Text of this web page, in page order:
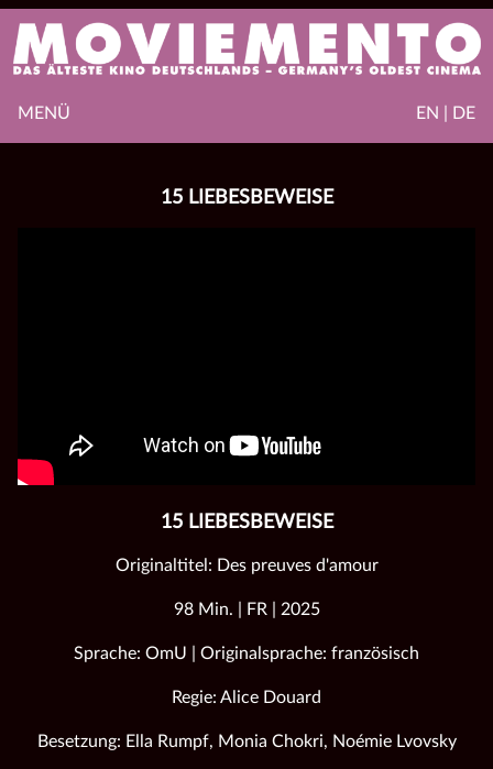
EN | DE
MENÜ
15 LIEBESBEWEISE
15 LIEBESBEWEISE
Originaltitel: Des preuves d'amour
98 Min. | FR | 2025
Sprache: OmU | Originalsprache: französisch
Regie: Alice Douard
Besetzung: Ella Rumpf, Monia Chokri, Noémie Lvovsky